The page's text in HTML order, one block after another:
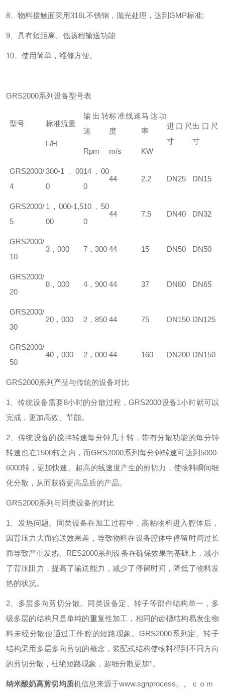
8 、物料接触面采用316L 不锈钢，抛光处理，达到 GMP标准;
9 、具有短距离、低扬程输送功能
10 、使用简单，维修方便。
GRS2000系列设备型号表
型号 标准流量
L/H
输出转
速
Rpm
标准线速
度
m/s
马达功
率
KW
进口尺
寸
出口尺
寸
GRS2000/
4
300-1 ，00
0
14 ，00
0
44 2.2 DN25 DN15
GRS2000/
5
1 ，000-1,5
00
10 ， 50
0
44 7.5 DN40 DN32
GRS2000/
10
3 ，000 7 ，300 44 15 DN50 DN50
GRS2000/
20
8 ，000 4 ，900 44 37 DN80 DN65
GRS2000/
30
20 ，000 2 ，850 44 75 DN150 DN125
GRS2000/
50
40 ，000 2 ，000 44 160 DN200 DN150
GRS2000系列产品与传统的设备对比
1 、传统设备需要8小时的分散过程，GRS2000设备1小时就可以
完成，更加高效、节能。
2 、传统设备的搅拌转速每分钟几十转，带有分散功能的每分钟
转速也在1500转之内，而GRS2000系列每分钟转速可达到 5000-
6000转，更加快速。超高的线速度产生的剪切力，使物料瞬间细
化分散，从而获得更高品质的产品。
GRS2000系列与同类设备的对比
1
、发热问题。同类设备在加工过程中，高粘物料进入腔体后，
因背压力大而输送效果差，导致物料在设备腔体中停留时间过长
而导致严重发热。 RES2000系列设备在确保效果的基础上，减小
了背压阻力，提高了输送能力，减少了停留时间，降低了物料发
热的状况。
2 、多层多向剪切分散。同类设备定、转子等部件结构单一，多
级多层的结构只是单纯的重复性加工，相同的齿槽结构易发生物
料未经分散便通过工作腔的短路现象。GRS2000系列定、转子
结构采用多层多向剪切的概念，装配式结构使物料得到不同方向
的剪切分散，杜绝短路现象，超细分散更加*。
纳米酸奶高剪切均质机信息来源于www.sgnprocess。。ｃｏｍ